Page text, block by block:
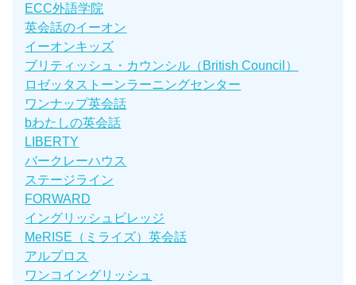
ECC外語学院
英会話のイーオン
イーオンキッズ
ブリティッシュ・カウンシル（British Council）
ロゼッタストーンラーニングセンター
ワンナップ英会話
bわたしの英会話
LIBERTY
バークレーハウス
ステージライン
FORWARD
イングリッシュビレッジ
MeRISE（ミライズ）英会話
アルプロス
ワンコイングリッシュ